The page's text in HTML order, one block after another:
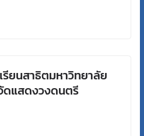
ยนสาธิตมหาวิทยาลัย
ดแสดงวงดนตรี